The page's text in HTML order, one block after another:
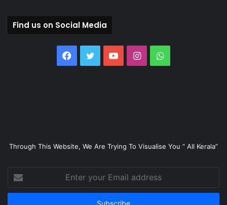
Find us on Social Media
Facebook
TwitterYouTubeInstagramWhatsApp
Through This Website, We Are Trying To Visualise You “ All Kerala”
your
Email